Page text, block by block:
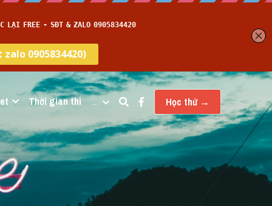
Thời gian thi … Học thử →